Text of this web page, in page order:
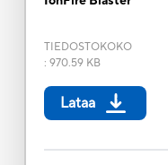
TIEDOSTOKOKO
: 970.59 KB
Lataa